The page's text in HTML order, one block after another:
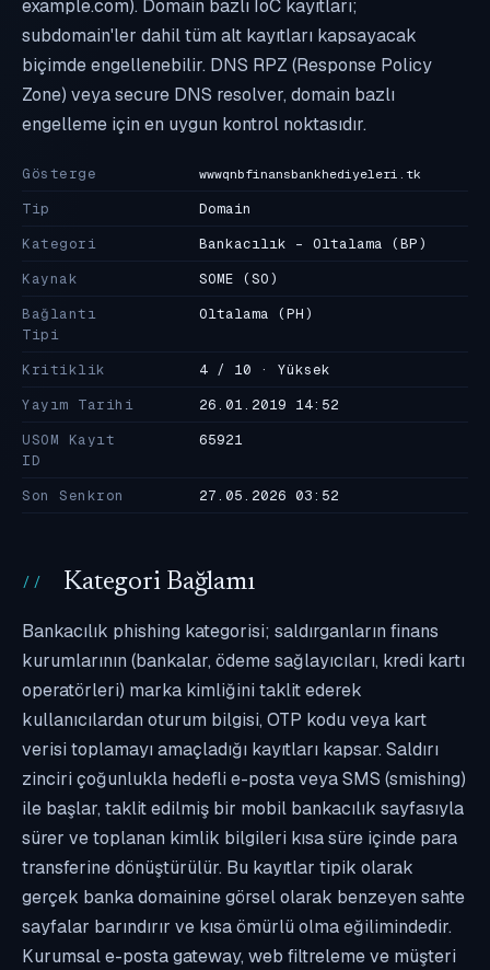
example.com). Domain bazlı IoC kayıtları;
subdomain'ler dahil tüm alt kayıtları kapsayacak
biçimde engellenebilir. DNS RPZ (Response Policy
Zone) veya secure DNS resolver, domain bazlı
engelleme için en uygun kontrol noktasıdır.
Gösterge wwwqnbfinansbankhediyeleri.tk
Tip
Domain
Kategori
Bankacılık - Oltalama (BP)
Kaynak
SOME (SO)
Bağlantı
Tipi
Oltalama (PH)
Kritiklik
4 / 10 · Yüksek
Yayım Tarihi
26.01.2019 14:52
USOM Kayıt
ID
65921
Son Senkron 27.05.2026 03:52
Kategori Bağlamı
Bankacılık phishing kategorisi; saldırganların finans
kurumlarının (bankalar, ödeme sağlayıcıları, kredi kartı
operatörleri) marka kimliğini taklit ederek
kullanıcılardan oturum bilgisi, OTP kodu veya kart
verisi toplamayı amaçladığı kayıtları kapsar. Saldırı
zinciri çoğunlukla hedefli e-posta veya SMS (smishing)
ile başlar, taklit edilmiş bir mobil bankacılık sayfasıyla
sürer ve toplanan kimlik bilgileri kısa süre içinde para
transferine dönüştürülür. Bu kayıtlar tipik olarak
gerçek banka domainine görsel olarak benzeyen sahte
sayfalar barındırır ve kısa ömürlü olma eğilimindedir.
Kurumsal e-posta gateway, web filtreleme ve müşteri